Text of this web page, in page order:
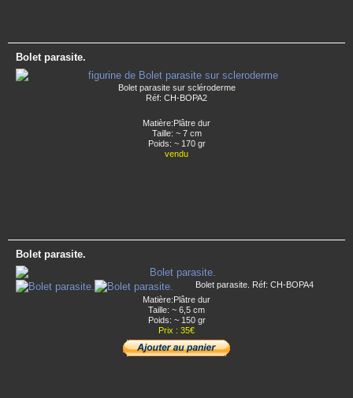
Bolet parasite.
Bolet parasite sur scléroderme
Réf: CH-BOPA2
Matière:Plâtre dur
Taille: ~ 7 cm
Poids: ~ 170 gr
vendu
Bolet parasite.
Bolet parasite. Réf: CH-BOPA4
Matière:Plâtre dur
Taille: ~ 6,5 cm
Poids: ~ 150 gr
Prix : 35€